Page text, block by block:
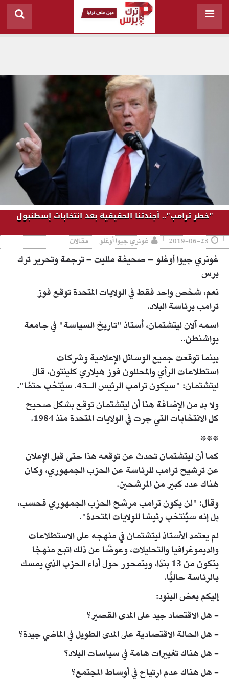
"خطر ترامب".. أجندتنا الحقيقية بعد انتخابات إسطنبول
2019-06-23 غونري جيوا أوغلو مقالات
غونري جيوا أوغلو – صحيفة ملليت – ترجمة وتحرير ترك
برس
نعم، شخص واحد فقط في الولايات المتحدة توقع فوز
ترامب برئاسة البلاد.
اسمه آلان ليتشتمان، أستاذ "تاريخ السياسة" في جامعة
بواشنطن..
بينما توقعت جميع الوسائل الإعلامية وشركات
استطلاعات الرأي والمحللون فوز هيلاري كلينتون، قال
ليتشتمان: "سيكون ترامب الرئيس الـ45. سيُتخب حتمًا".
ولا بد من الإضافة هنا أن ليتشتمان توقع بشكل صحيح
كل الانتخابات التي جرت في الولايات المتحدة منذ 1984.
***
كما أن ليتشتمان تحدث عن توقعه هذا حتى قبل الإعلان
عن ترشيح ترامب للرئاسة عن الحزب الجمهوري، وكان
هناك عدد كبير من المرشحين.
وقال: "لن يكون ترامب مرشح الحزب الجمهوري فحسب،
بل إنه سيُنتخب رئيسًا للولايات المتحدة".
لم يعتمد الأستاذ ليتشتمان في منهجه على الاستطلاعات
والديموغرافيا والتحليلات، وعوضًا عن ذلك اتبع منهجًا
يتكون من 13 بندًا، ويتمحور حول أداء الحزب الذي يمسك
بالرئاسة حاليًّا.
إليكم بعض البنود:
- هل الاقتصاد جيد على المدى القصير؟
- هل الحالة الاقتصادية على المدى الطويل في الماضي جيدة؟
- هل هناك تغييرات هامة في سياسات البلاد؟
- هل هناك عدم ارتياح في أوساط المجتمع؟